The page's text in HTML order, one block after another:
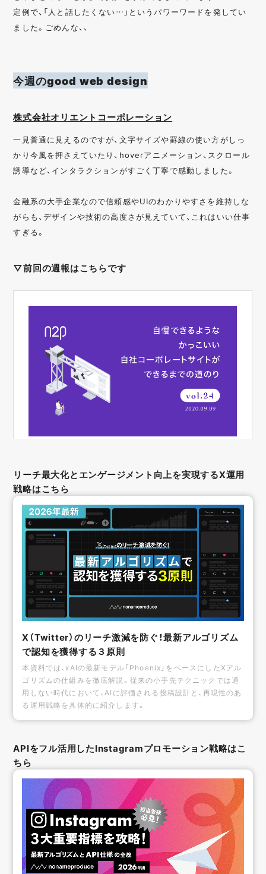
定例で、「人と話したくない…」というパワーワードを発してい
ました。ごめんな、、
今週のgood web design
株式会社オリエントコーポレーション
一見普通に見えるのですが、文字サイズや罫線の使い方がしっ
かり今風を押さえていたり、hoverアニメーション、スクロール
誘導など、インタラクションがすごく丁寧で感動しました。
金融系の大手企業なので信頼感やUIのわかりやすさを維持しな
がらも、デザインや技術の高度さが見えていて、これはいい仕事
すぎる。
▽前回の週報はこちらです
リーチ最大化とエンゲージメント向上を実現するX運用
戦略はこちら
X（Twitter）のリーチ激減を防ぐ！最新アルゴリズム
で認知を獲得する３原則
本資料では、xAIの最新モデル「Phoenix」をベースにしたXアル
ゴリズムの仕組みを徹底解説。従来の小手先テクニックでは通
用しない時代において、AIに評価される投稿設計と、再現性のあ
る運用戦略を具体的に紹介します。
APIをフル活用したInstagramプロモーション戦略はこ
ちら